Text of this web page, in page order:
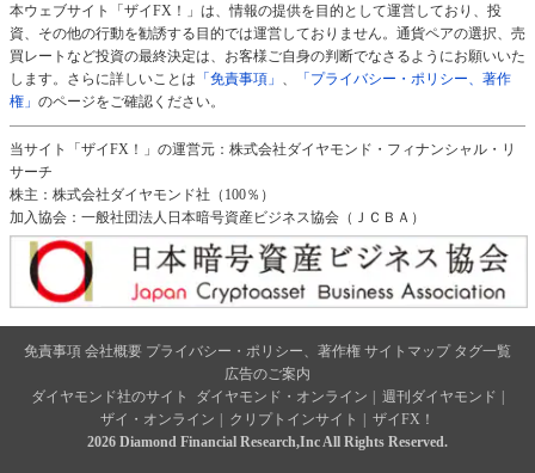
本ウェブサイト「ザイFX！」は、情報の提供を目的として運営しており、投
資、その他の行動を勧誘する目的では運営しておりません。通貨ペアの選択、売
買レートなど投資の最終決定は、お客様ご自身の判断でなさるようにお願いいた
します。さらに詳しいことは 「免責事項」 、
「プライバシー・ポリシー、著作
権」 のページをご確認ください。
当サイト「ザイFX！」の運営元：株式会社ダイヤモンド・フィナンシャル・リ
サーチ
株主：株式会社ダイヤモンド社（100％）
加入協会：一般社団法人日本暗号資産ビジネス協会（ＪＣＢＡ）
免責事項 会社概要 プライバシー・ポリシー、著作権 サイトマップ タグ一覧
広告のご案内
ダイヤモンド社のサイト
ダイヤモンド・オンライン 週刊ダイヤモンド
ザイ・オンライン
クリプトインサイト
ザイFX！
2026 Diamond Financial Research,Inc All Rights Reserved.